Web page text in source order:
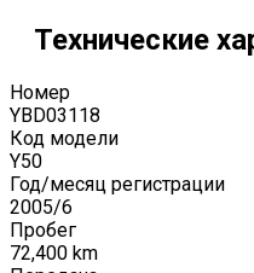
Технические
Номер
YBD03118
Код модели
Y50
Год/месяц регистрации
2005/6
Пробег
72,400 km